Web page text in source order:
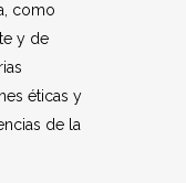
como
y de
éticas y
de la